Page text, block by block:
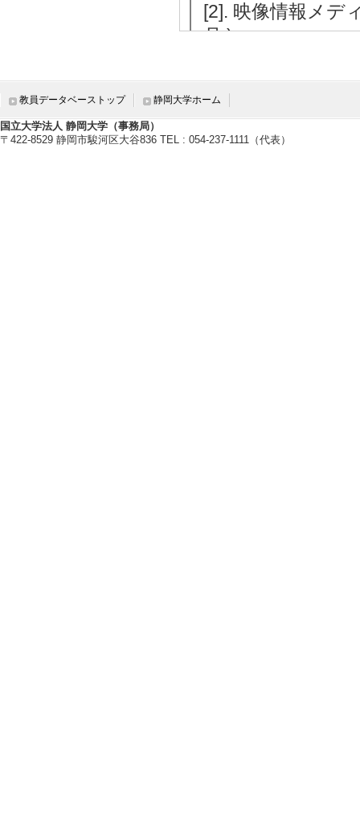
[2]. 映像情報メデ
月 )
[3]. 大腿部の超音
[備考] 活動内容(
ーツ」において,
教員データベーストップ 静岡大学ホーム
国立大学法人 静岡大学（事務局）
〒422-8529 静岡市駿河区大谷836 TEL : 054-237-1111（代表）